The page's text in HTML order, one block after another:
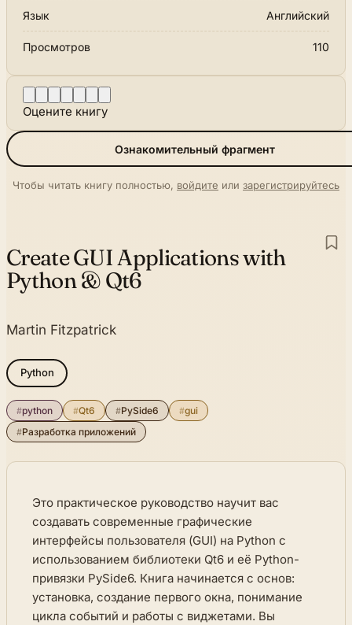
Язык Английский
Просмотров 110
Оцените книгу
Ознакомительный фрагмент
Чтобы читать книгу полностью, войдите или зарегистрируйтесь
Create GUI Applications with
Python & Qt6
Martin Fitzpatrick
Python
#python #Qt6 #PySide6 #gui
#Разработка приложений
Это практическое руководство научит вас
создавать современные графические
интерфейсы пользователя (GUI) на Python с
использованием библиотеки Qt6 и её Python-
привязки PySide6. Книга начинается с основ:
установка, создание первого окна, понимание
цикла событий и работы с виджетами. Вы